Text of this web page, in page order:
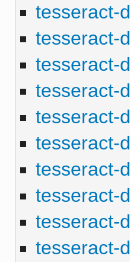
tesseract-
tesseract-
tesseract-
tesseract-
tesseract-
tesseract-
tesseract-
tesseract-
tesseract-
tesseract-